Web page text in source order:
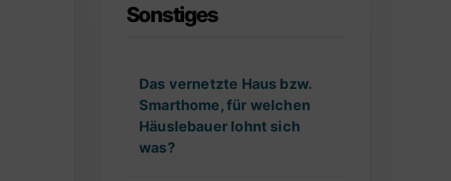
Sonstiges
Das vernetzte Haus bzw.
Smarthome, für welchen
Häuslebauer lohnt sich
was?